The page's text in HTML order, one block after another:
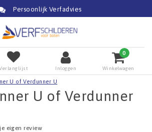
Persoonlijk Verfadvies
Inloggen
0
Winkelwagen
U of Verdunner U
U of Verdunner
eigen review